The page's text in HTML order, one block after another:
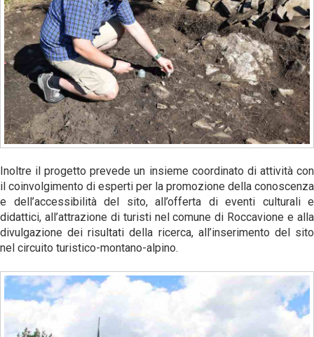
Inoltre il progetto prevede un insieme coordinato di attività con
il coinvolgimento di esperti per la promozione della conoscenza
e dell’accessibilità del sito, all’offerta di eventi culturali e
didattici, all’attrazione di turisti nel comune di Roccavione e alla
divulgazione dei risultati della ricerca, all’inserimento del sito
nel circuito turistico-montano-alpino.